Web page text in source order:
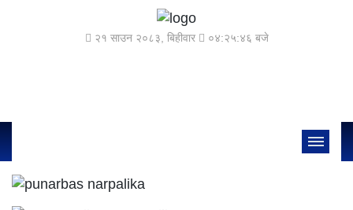
२१ साउन २०८३, बिहीवार ०४:२५:४७ बजे